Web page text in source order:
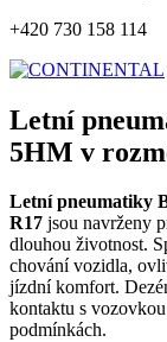
+420 730 158 114
Letní
5HM v
Letní pneumatiky
R17 jsou navrženy
dlouhou životnost.
chování vozidla,
jízdní komfort.
kontaktu s
podmínkách.